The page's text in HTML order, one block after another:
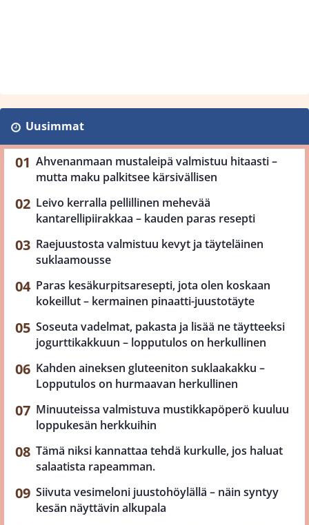
Uusimmat
Ahvenanmaan mustaleipä valmistuu hitaasti –
mutta maku palkitsee kärsivällisen
Leivo kerralla pellillinen mehevää
kantarellipiirakkaa – kauden paras resepti
Raejuustosta valmistuu kevyt ja täyteläinen
suklaamousse
Paras kesäkurpitsaresepti, jota olen koskaan
kokeillut – kermainen pinaatti-juustotäyte
Soseuta vadelmat, pakasta ja lisää ne täytteeksi
jogurttikakkuun – lopputulos on herkullinen
Kahden aineksen gluteeniton suklaakakku –
Lopputulos on hurmaavan herkullinen
Minuuteissa valmistuva mustikkapöperö kuuluu
loppukesän herkkuihin
Tämä niksi kannattaa tehdä kurkulle, jos haluat
salaatista rapeamman.
Siivuta vesimeloni juustohöylällä – näin syntyy
kesän näyttävin alkupala